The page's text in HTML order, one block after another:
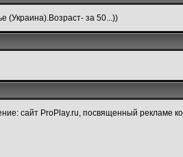
(Украина).Возраст- за 50...))
сайт ProPlay.ru, посвященный рекламе